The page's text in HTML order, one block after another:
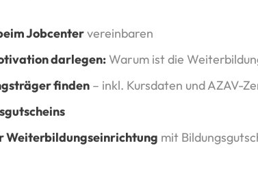
Jobcentervereinbaren
darlegen: Warum ist die
finden – inkl. Kursdaten und AZAV-
Weiterbildungseinrichtung mit